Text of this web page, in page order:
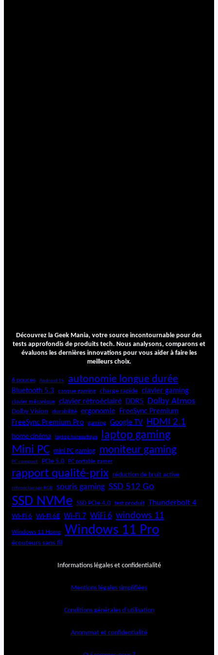
Découvrez la Geek Mania, votre source incontournable pour des
tests approfondis de produits tech. Nous analysons, comparons et
évaluons les dernières innovations pour vous aider à faire les
meilleurs choix.
6 pouces Android 15 autonomie longue durée
Bluetooth 5.3 casque gaming charge rapide clavier gaming
clavier mécanique clavier rétroéclairé DDR5 Dolby Atmos
Dolby Vision durabilité ergonomie
FreeSync Premium
FreeSync Premium Pro
gaming Google TV HDMI 2.1
home cinéma laptop bureautique laptop gaming
Mini PC mini PC gaming moniteur gaming
PC compact PCIe 5.0 PC portable gamer
rapport qualité-prix réduction de bruit active
rétroéclairage RGB souris gaming SSD 512 Go
SSD NVMe SSD PCIe 4.0 test produit Thunderbolt 4
Wi-Fi 6 Wi-Fi 6E Wi-Fi 7 WiFi 6 windows 11
Windows 11 Home Windows 11 Pro
écouteurs sans fil
Informations légales et confidentialité
Mentions légales simplifiées
Conditions générales d’utilisation
Anonymat et confidentialité